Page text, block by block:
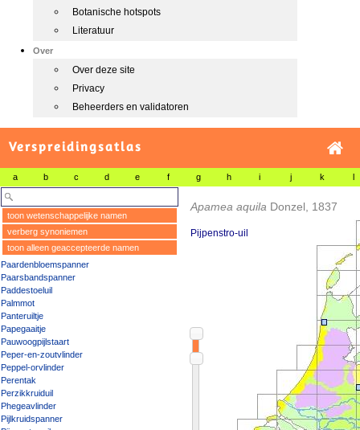
Botanische hotspots
Literatuur
Over
Over deze site
Privacy
Beheerders en validatoren
Verspreidingsatlas
a b c d e f g h i j k l
toon wetenschappelijke namen
verberg synoniemen
toon alleen geaccepteerde namen
Paardenbloemspanner
Paarsbandspanner
Paddestoeluil
Palmmot
Panteruiltje
Papegaaitje
Pauwoogpijlstaart
Peper-en-zoutvlinder
Peppel-orvlinder
Perentak
Perzikkruiduil
Phegeavlinder
Pijlkruidspanner
Apamea aquila Donzel, 1837
Pijpenstro-uil